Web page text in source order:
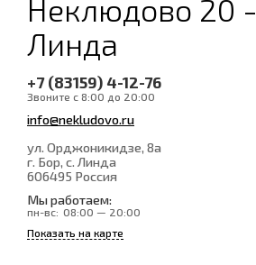
Неклюдово 20 -
Линда
+7 (83159) 4-12-76
Звоните с 8:00 до 20:00
info@nekludovo.ru
ул. Орджоникидзе, 8а
г. Бор, с. Линда
606495 Россия
Мы работаем:
пн-вс: 08:00 — 20:00
Показать на карте